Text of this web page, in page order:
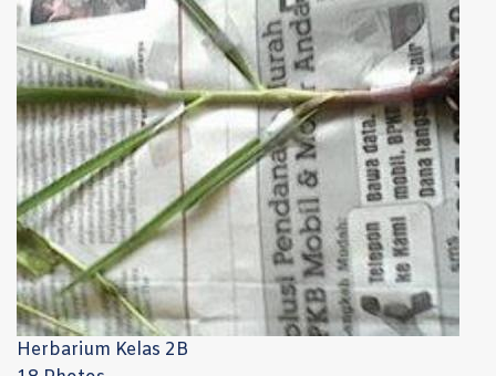
Herbarium Kelas 2B